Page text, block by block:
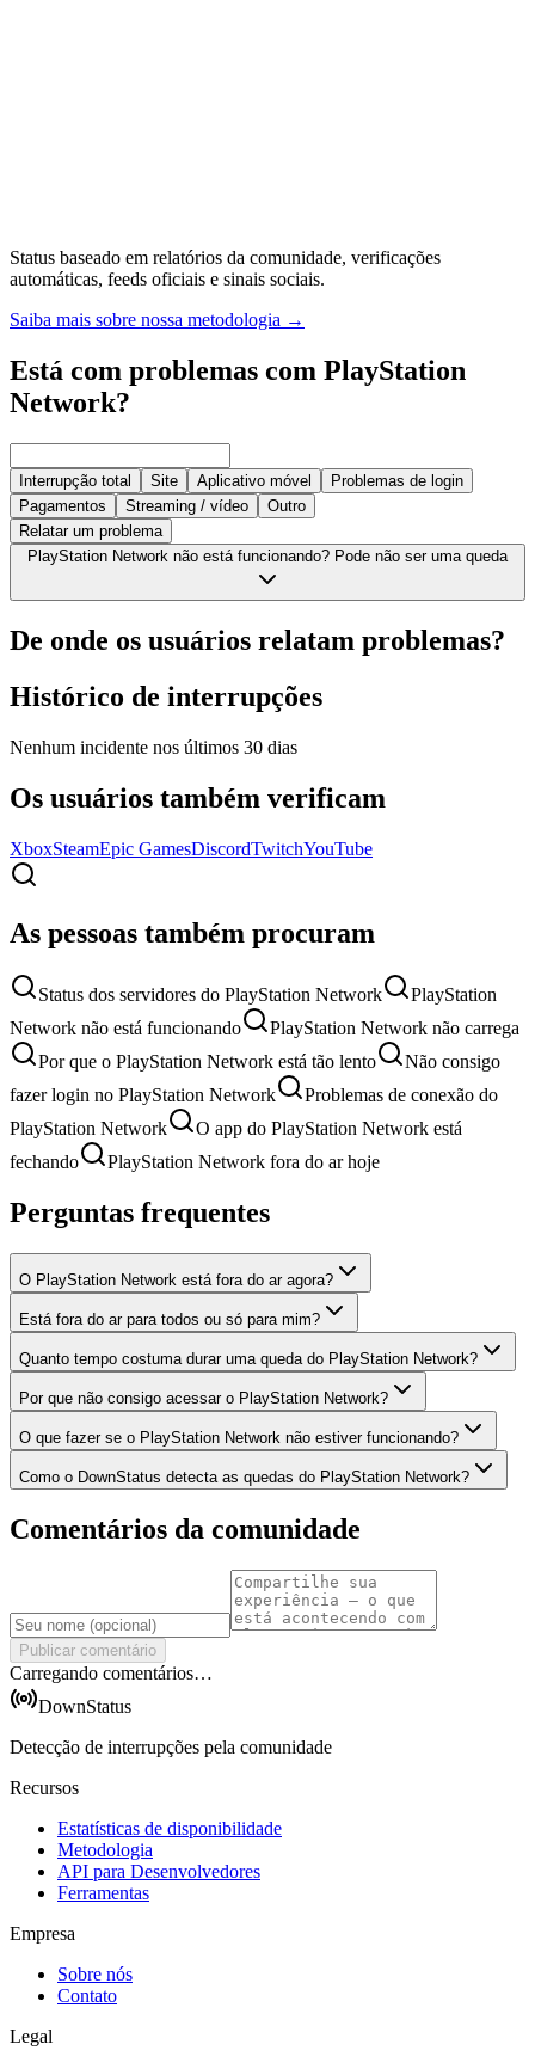
Status baseado em relatórios da comunidade, verificações
automáticas, feeds oficiais e sinais sociais.
Saiba mais sobre nossa metodologia →
Está com problemas com PlayStation
Network?
Interrupção total Site Aplicativo móvel
Problemas de login
Pagamentos
Streaming / vídeo
Outro
Relatar um problema
PlayStation Network não está funcionando? Pode não ser uma queda
De onde os usuários relatam problemas?
Histórico de interrupções
Nenhum incidente nos últimos 30 dias
Os usuários também verificam
XboxSteamEpic GamesDiscordTwitchYouTube
As pessoas também procuram
Status dos servidores do PlayStation Network
PlayStation
Network não está funcionando
PlayStation Network não carrega
Por que o PlayStation Network está tão lento
Não consigo
fazer login no PlayStation Network
Problemas de conexão do
PlayStation Network
O app do PlayStation Network está
fechando
PlayStation Network fora do ar hoje
Perguntas frequentes
O PlayStation Network está fora do ar agora?
Está fora do ar para todos ou só para mim?
Quanto tempo costuma durar uma queda do PlayStation Network?
Por que não consigo acessar o PlayStation Network?
O que fazer se o PlayStation Network não estiver funcionando?
Como o DownStatus detecta as quedas do PlayStation Network?
Comentários da comunidade
Publicar comentário
Carregando comentários…
DownStatus
Detecção de interrupções pela comunidade
Recursos
Estatísticas de disponibilidade
Metodologia
API para Desenvolvedores
Ferramentas
Empresa
Sobre nós
Contato
Legal